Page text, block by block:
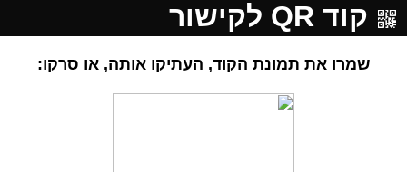
קוד QR לקישור
שמרו את תמונת הקוד, העתיקו אותה, או סרקו: